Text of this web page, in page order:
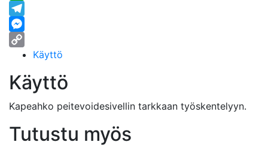
WhatsApp
Telegram
Messenger
Copy Käyttö
Käyttö
Kapeahko peitevoidesivellin tarkkaan työskentelyyn.
Tutustu myös